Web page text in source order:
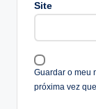
Site
Guardar o meu
próxima vez
ti
e
: